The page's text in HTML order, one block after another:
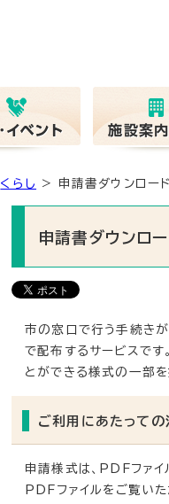
くらし > 申請書ダウンロード
申請書ダウンロ
市の窓口で行う手続き
で配布するサービスです
とができる様式の一部を
ご利用にあたっての
申請様式は、PDFファイ
PDFファイルをご覧い